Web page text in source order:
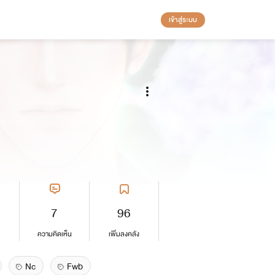
เข้าสู่ระบบ
7
ความคิดเห็น
96
เพิ่มลงคลัง
Nc
Fwb